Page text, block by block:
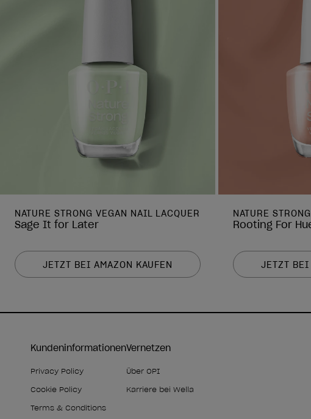
NATURE STRONG VEGAN NAIL LACQUER
Sage It for Later
JETZT BEI AMAZON KAUFEN
NATURE
Rooting For
JETZT BEI
Kundeninformationen
Privacy Policy
Cookie Policy
Terms & Conditions
Vernetzen
Über OPI
Karriere bei Wella